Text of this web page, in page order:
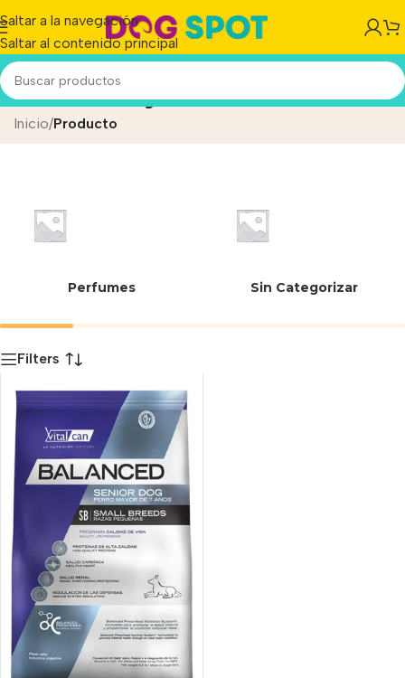
Saltar a la navegación
Saltar al contenido principal
harina e soja micronizada
Inicio/Producto
Perfumes Sin Categorizar
Filters